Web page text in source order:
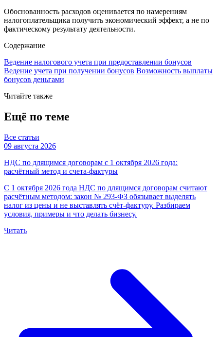
Обоснованность расходов оценивается по намерениям
налогоплательщика получить экономический эффект, а не по
фактическому результату деятельности.
Содержание
Ведение налогового учета при предоставлении бонусов
Ведение учета при получении бонусов Возможность выплаты
бонусов деньгами
Читайте также
Ещё по теме
Все статьи
09 августа 2026
НДС по длящимся договорам с 1 октября 2026 года:
расчётный метод и счета-фактуры
С 1 октября 2026 года НДС по длящимся договорам считают
расчётным методом: закон № 293-ФЗ обязывает выделять
налог из цены и не выставлять счёт-фактуру. Разбираем
условия, примеры и что делать бизнесу.
Читать